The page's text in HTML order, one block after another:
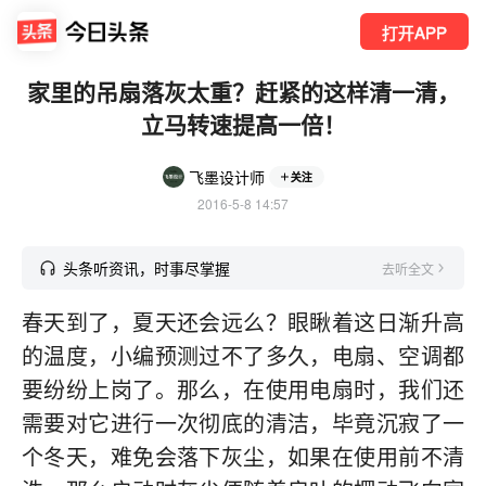
打开APP
家里的吊扇落灰太重？赶紧的这样清一清，
立马转速提高一倍！
飞墨设计师 关注
2016-5-8 14:57
头条听资讯，时事尽掌握 去听全文
春天到了，夏天还会远么？眼瞅着这日渐升高
的温度，小编预测过不了多久，电扇、空调都
要纷纷上岗了。那么，在使用电扇时，我们还
需要对它进行一次彻底的清洁，毕竟沉寂了一
个冬天，难免会落下灰尘，如果在使用前不清